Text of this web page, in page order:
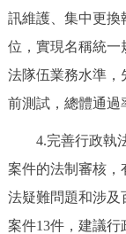
訊維護、集中更換
位，實現名稱統一
法隊伍業務水準，
前測試，總體通過
4.完善行政執法
案件的法制審核，
法疑難問題和涉及
案件13件，建議